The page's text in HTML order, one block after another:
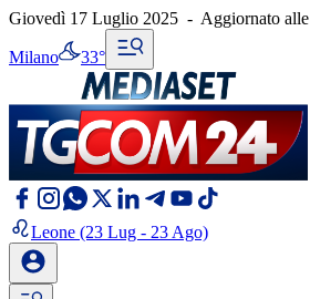
Giovedì 17 Luglio 2025 - Aggiornato alle
Milano 33°
Leone (23 Lug - 23 Ago)